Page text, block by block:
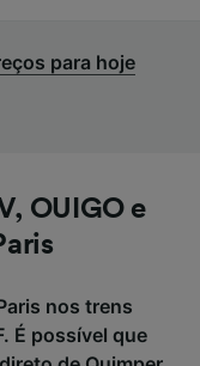
para hoje
OUIGO e
nos trens
É possível que